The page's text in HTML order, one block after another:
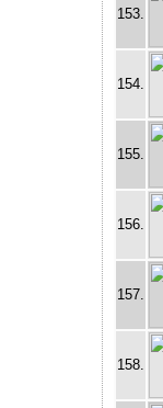
153.
154.
155.
156.
157.
158.